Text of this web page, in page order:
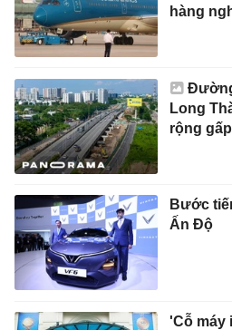
hàng
Long
rộng
Bước
Ấn Độ
'Cỗ máy